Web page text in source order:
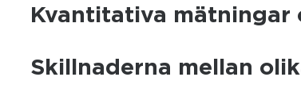
Kvantitativa mätningar
Skillnaderna mellan